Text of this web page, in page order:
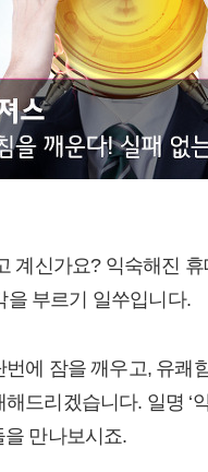
계신가요? 익숙해진
을 부르기 일쑤입니다.
에 잠을 깨우고, 유쾌
드리겠습니다. 일명 ‘
을 만나보시죠.